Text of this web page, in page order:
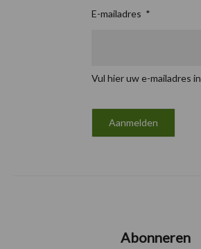
E-mailadres *
Vul hier uw e-mailadres in
Abonneren